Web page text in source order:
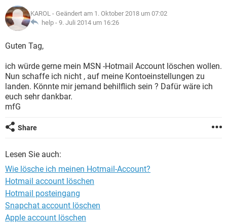
WHATSAPP
FACEBOOK
WINDOWS 10 INSTAGRAM
WHATSAPP
FACEBOOK
SPIELE
ANDROID
FACEBOOK HARDWARE
LEXIKON
SPIELE
ANDROID
WINDOWS 10 INSTAGRAM
WHATSAPP TIKTOK
FACEBOOK
KAROL - Geändert am 1. Oktober 2018 um 07:02
help - 9. Juli 2014 um 16:26
Guten Tag,
ich würde gerne mein MSN -Hotmail Account löschen wollen.
Nun schaffe ich nicht , auf meine Kontoeinstellungen zu
landen. Könnte mir jemand behilflich sein ? Dafür wäre ich
euch sehr dankbar.
mfG
Share
Lesen Sie auch:
Wie lösche ich meinen Hotmail-Account?
Hotmail account löschen
Hotmail posteingang
Snapchat account löschen
Apple account löschen